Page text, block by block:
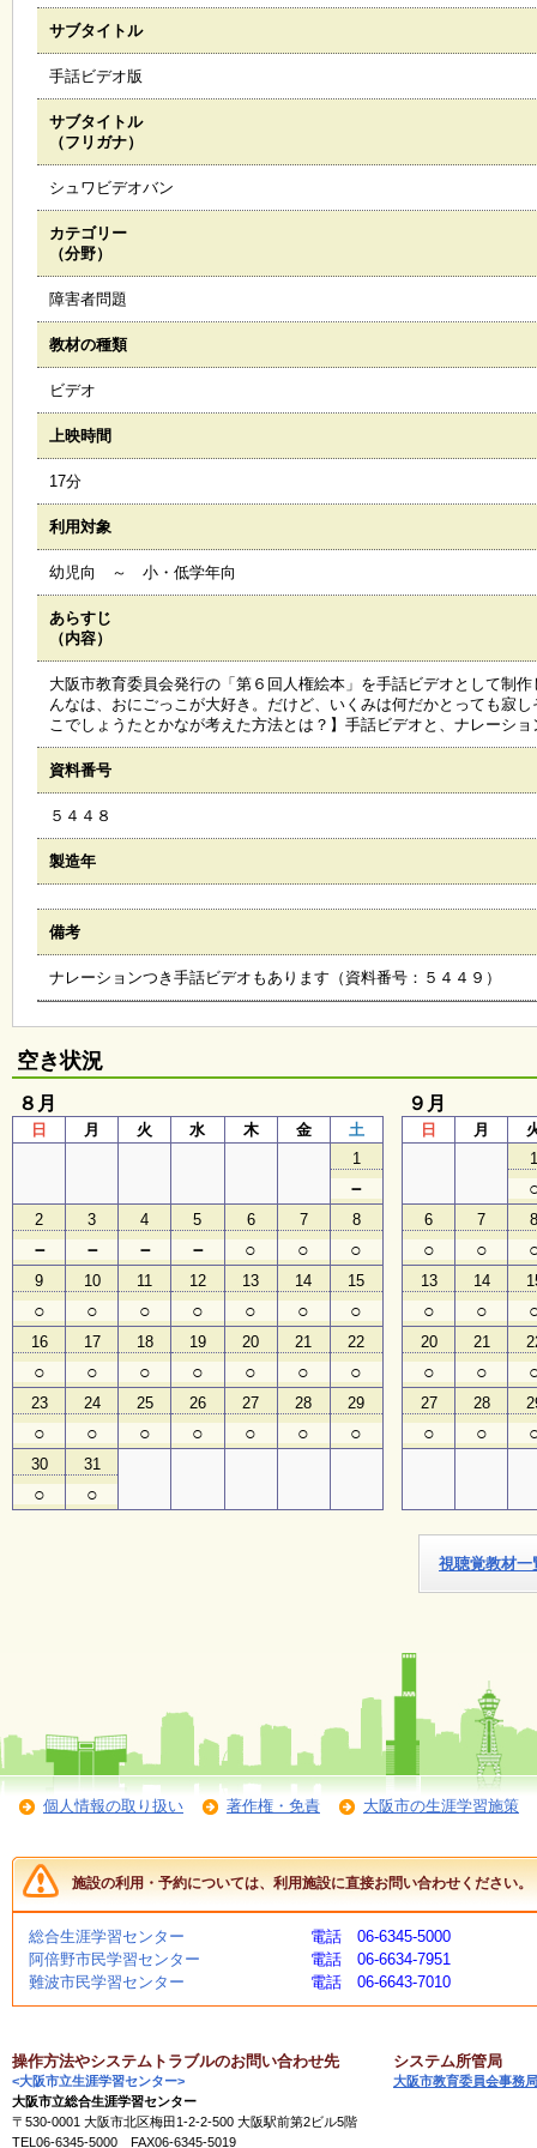
施
約
ち
覧
会
ギ
リ
ラ
ン
ガ
ち
う
並
子
ど
け
イ
ベ
ン
ト
ガ
イ
ド
メ
ル
マ
ガ
登
講
・
イ
ン
ス
ト
ラ
ク
タ
募
集
（
サブタイトル
手話ビデオ版
サブタイトル
（フリガナ）
シュワビデオバン
カテゴリー
（分野）
障害者問題
教材の種類
ビデオ
上映時間
17分
利用対象
幼児向 ～ 小・低学年向
あらすじ
（内容）
大阪市教育委員会発行の「第６回人権絵本」を手話ビデオとして制
んなは、おにごっこが大好き。だけど、いくみは何だかとっても寂
こでしょうたとかなが考えた方法とは？】手話ビデオと、ナレーシ
資料番号
５４４８
製造年
備考
ナレーションつき手話ビデオもあります（資料番号：５４４９）
空き状況
８月
日 月 火 水 木 金
土
1
－
2
－
3
－
4
－
5
－
6
○
7
○
8
○
9
○
10
○
11
○
12
○
13
○
14
○
15
○
16
○
17
○
18
○
19
○
20
○
21
○
22
○
23
○
24
○
25
○
26
○
27
○
28
○
29
○
30
○
31
○
９月
日 月
6
○
7
○
13
○
14
○
20
○
21
○
27
○
28
○
視聴覚教材一
個人情報の取り扱い 著作権・免責 大阪市の生涯学習施策
施設の利用・予約については、利用施設に直接お問い合わせください。
総合生涯学習センター
電話 06-6345-5000
阿倍野市民学習センター
電話 06-6634-7951
難波市民学習センター
電話 06-6643-7010
操作方法やシステムトラブルのお問い合わせ先
<大阪市立生涯学習センター>
大阪市立総合生涯学習センター
〒530-0001 大阪市北区梅田1-2-2-500 大阪駅前第2ビル5階
TEL06-6345-5000 FAX06-6345-5019
システム所管局
大阪市教育委員会事務局